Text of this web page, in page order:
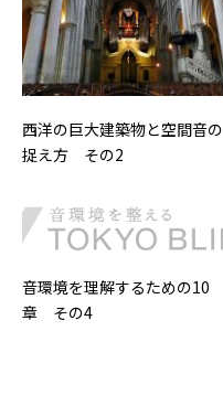
西洋の巨大建築物と空間音の
捉え方 その2
音環境を理解するための10
章 その4